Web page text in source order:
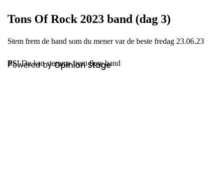
Tons Of Rock 2023 band (dag 3)
Stem frem de band som du mener var de beste fredag 23.06.23
PS!Du kan stemme frem flere band